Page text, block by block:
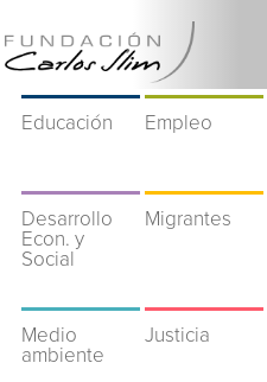
Educación Empleo
Desarrollo
Econ. y
Social
Migrantes
Medio
ambiente
Justicia